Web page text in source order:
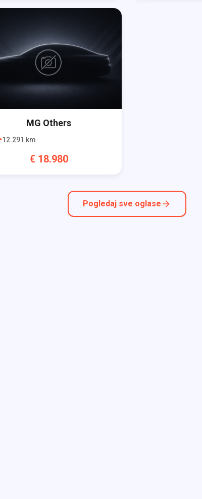
MG Others
12.291 km
€ 18.980
Pogledaj sve oglase